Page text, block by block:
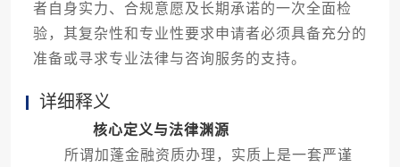
者自身实力、合规意愿及长期承诺的一次全面检
验，其复杂性和专业性要求申请者必须具备充分的
准备或寻求专业法律与咨询服务的支持。
详细释义
核心定义与法律渊源
所谓加蓬金融资质办理，实质上是一套严谨